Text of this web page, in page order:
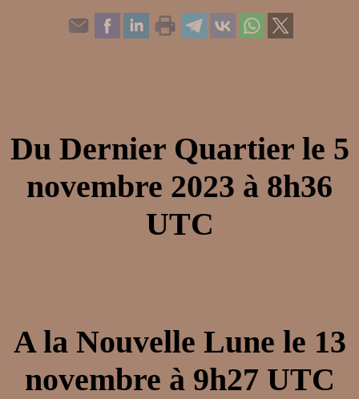
Du Dernier Quartierle 5
novembre 2023 à 8h36
UTC
A la Nouvelle Lune le 13
novembre à 9h27 UTC